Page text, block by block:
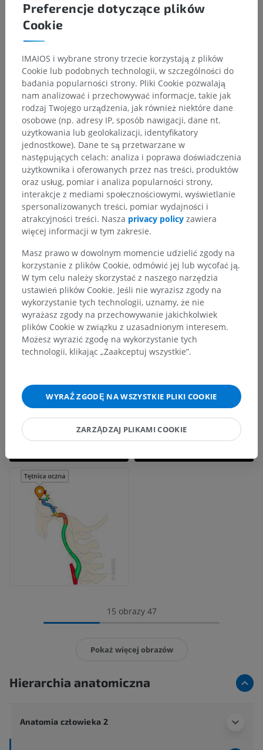
15 obrazy 47
Pokaż więcej obrazów
Hierarchia anatomiczna
Anatomia człowieka 2
Preferencje dotyczące plików
Cookie
IMAIOS i wybrane strony trzecie korzystają z plików
Cookie lub podobnych technologii, w szczególności do
badania popularności strony. Pliki Cookie pozwalają
nam analizować i przechowywać informacje, takie jak
rodzaj Twojego urządzenia, jak również niektóre dane
osobowe (np. adresy IP, sposób nawigacji, dane nt.
użytkowania lub geolokalizacji, identyfikatory
jednostkowe). Dane te są przetwarzane w
następujących celach: analiza i poprawa doświadczenia
użytkownika i oferowanych przez nas treści, produktów
oraz usług, pomiar i analiza popularności strony,
interakcje z mediami społecznościowymi, wyświetlanie
spersonalizowanych treści, pomiar wydajności i
atrakcyjności treści. Nasza privacy policy zawiera
więcej informacji w tym zakresie.
Masz prawo w dowolnym momencie udzielić zgody na
korzystanie z plików Cookie, odmówić jej lub wycofać ją.
W tym celu należy skorzystać z naszego narzędzia
ustawień plików Cookie. Jeśli nie wyrazisz zgody na
wykorzystanie tych technologii, uznamy, że nie
wyrażasz zgody na przechowywanie jakichkolwiek
plików Cookie w związku z uzasadnionym interesem.
Możesz wyrazić zgodę na wykorzystanie tych
technologii, klikając „Zaakceptuj wszystkie”.
WYRAŹ ZGODĘ NA WSZYSTKIE PLIKI COOKIE
ZARZĄDZAJ PLIKAMI COOKIE